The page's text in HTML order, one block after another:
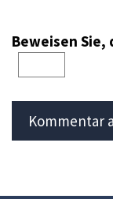
Beweisen Sie,